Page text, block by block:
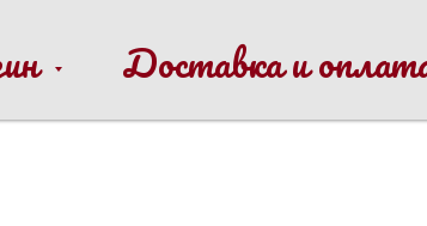
Доставка и